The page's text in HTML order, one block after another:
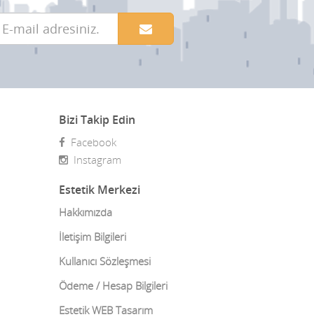
Bölgesel zayıflama
Boyun Germe
Burun Estetiği
Burun Estetiği Revizyonu
Burun Kemiği Eğriliği
Burun Ucu Kaldırma
Çarpık Bacak Ameliyatı
Çene Estetiği
Çene ve Diş Cerrahisi
Bizi Takip Edin
Facebook
Instagram
Estetik Merkezi
Hakkımızda
İletişim Bilgileri
Kullanıcı Sözleşmesi
Ödeme / Hesap Bilgileri
Estetik WEB Tasarım